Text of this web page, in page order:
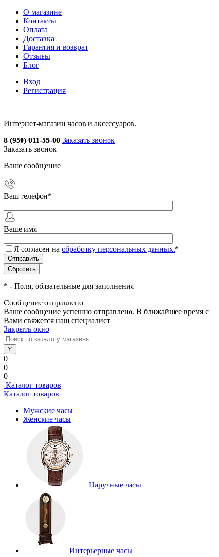
О магазине
Контакты
Оплата
Доставка
Гарантия и возврат
Отзывы
Блог
Вход
Регистрация
Интернет-магазин часов и аксессуаров.
8 (950) 011-55-00 Заказать звонок
Заказать звонок
Ваше сообщение
Ваш телефон*
Ваше имя
Я согласен на обработку персональных данных.*
* - Поля, обязательные для заполнения
Сообщение отправлено
Ваше сообщение успешно отправлено. В ближайшее время с
Вами свяжется наш специалист
Закрыть окно
0
0
0
Каталог товаров
Каталог товаров
Мужские часы
Женские часы
Наручные часы
Интерьерные часы